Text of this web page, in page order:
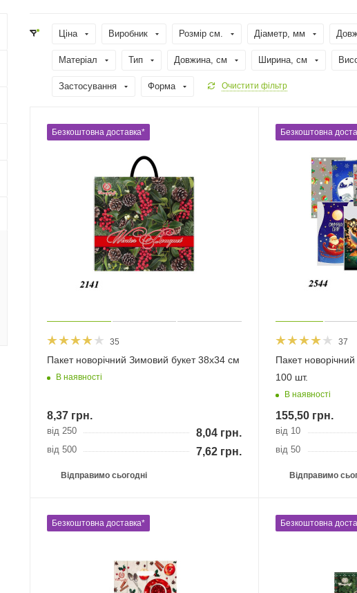
Ціна Виробник Розмір см. Діаметр, мм
Матеріал Тип Довжина, cм Ширина, cм
Застосування Форма Очистити фільтр
Безкоштовна доставка*
35
Пакет новорічний Зимовий букет 38х34 см
В наявності
8,37 грн.
від 250 8,04грн.
від 500 7,62грн.
Відправимо сьогодні
Безкоштовна
37
Пакет
100 шт.
В наявності
155,50грн.
від 10
від 50
Відправимо
Безкоштовна доставка* Безкоштовна